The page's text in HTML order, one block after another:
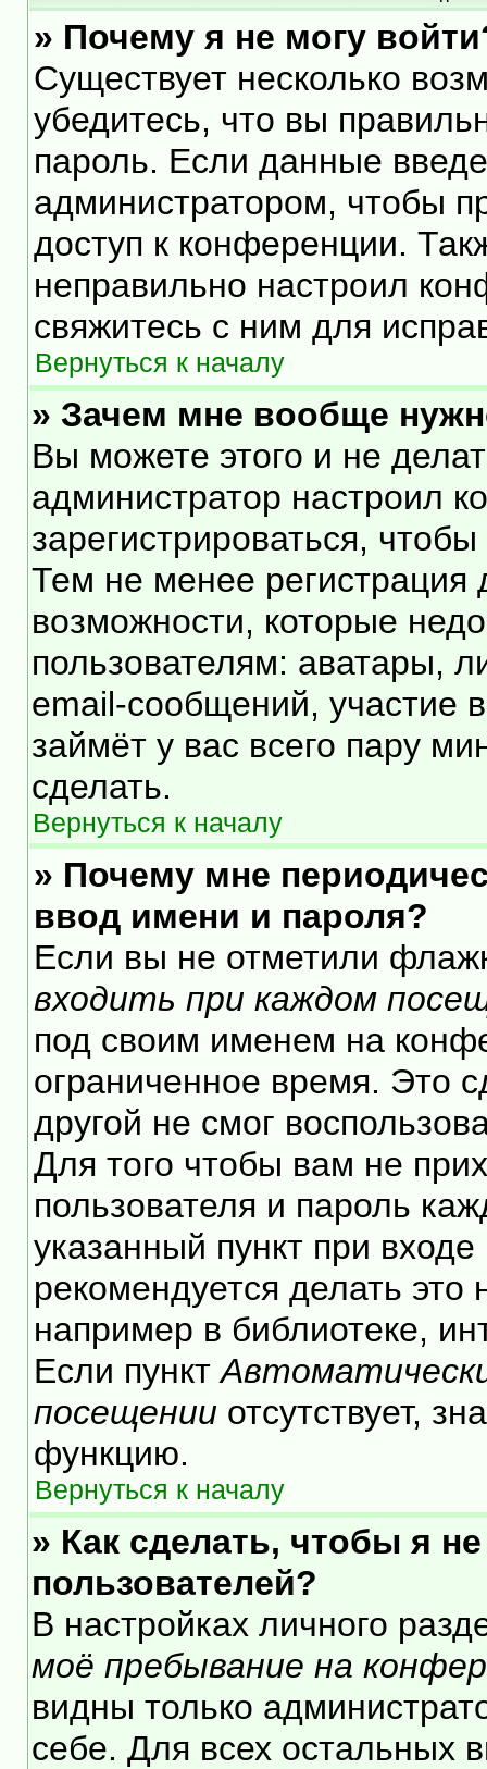
» Почему я не могу
Существует несколько
убедитесь, что вы
пароль. Если данные
администратором, чтобы
доступ к конференции.
неправильно настроил
свяжитесь с ним для
Вернуться к началу
» Зачем мне вообще
Вы можете этого и не
администратор настроил
зарегистрироваться,
Тем не менее
возможности, которые
пользователям: аватары,
email-сообщений, участие
займёт у вас всего пару
сделать.
Вернуться к началу
» Почему мне
ввод имени и пароля?
Если вы не отметили
входить при каждом
под своим именем на
ограниченное время. Это
другой не смог
Для того чтобы вам не
пользователя и пароль
указанный пункт при
рекомендуется делать
например в библиотеке,
Если пункт
посещении отсутствует,
функцию.
Вернуться к началу
» Как сделать, чтобы я
пользователей?
В настройках личного
моё пребывание на
видны только
себе. Для всех остальных